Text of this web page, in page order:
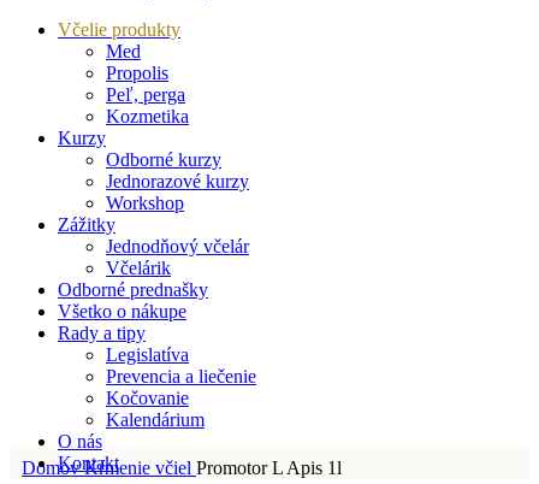
Včelie produkty
Med
Propolis
Peľ, perga
Kozmetika
Kurzy
Odborné kurzy
Jednorazové kurzy
Workshop
Zážitky
Jednodňový včelár
Včelárik
Odborné prednašky
Všetko o nákupe
Rady a tipy
Legislatíva
Prevencia a liečenie
Kočovanie
Kalendárium
O nás
Kontakt
DomovKŕmenie včiel Promotor L Apis 1l